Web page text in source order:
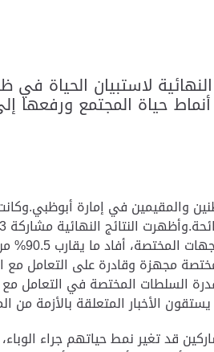
النهائية لاستبيان
أنماط حياة المجتمع
من 50 ألف مشارك من المواطنين والمقيمين